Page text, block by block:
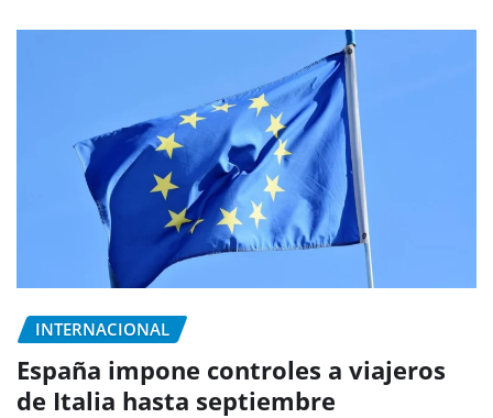
INTERNACIONAL
España impone controles a viajeros
de Italia hasta septiembre